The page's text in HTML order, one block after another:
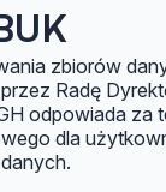
zbiorów
Radę
odpowiada za
dla